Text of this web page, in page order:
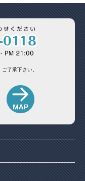
ご了承下さい。